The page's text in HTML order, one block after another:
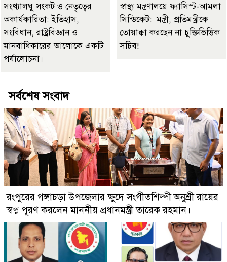
সংখ্যালঘু সংকট ও নেতৃত্বের
অকার্যকারিতা: ইতিহাস,
সংবিধান, রাষ্ট্রবিজ্ঞান ও
মানবাধিকারের আলোকে একটি
পর্যালোচনা।
স্বাস্থ্য মন্ত্রণালয়ে ফ্যাসিস্ট-আমলা
সিন্ডিকেট: মন্ত্রী, প্রতিমন্ত্রীকে
তোয়াক্কা করছেন না চুক্তিভিত্তিক
সচিব!
সর্বশেষ সংবাদ
রংপুরের গঙ্গাচড়া উপজেলার ক্ষুদে সংগীতশিল্পী অনুশ্রী রায়ের
স্বপ্ন পূরণ করলেন মাননীয় প্রধানমন্ত্রী তারেক রহমান।